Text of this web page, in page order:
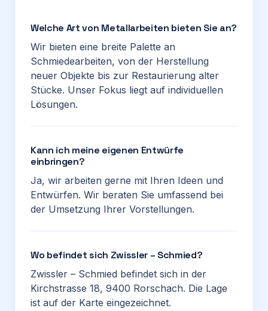
Welche Art von Metallarbeiten bieten Sie an?
Wir bieten eine breite Palette an
Schmiedearbeiten, von der Herstellung
neuer Objekte bis zur Restaurierung alter
Stücke. Unser Fokus liegt auf individuellen
Lösungen.
Kann ich meine eigenen Entwürfe
einbringen?
Ja, wir arbeiten gerne mit Ihren Ideen und
Entwürfen. Wir beraten Sie umfassend bei
der Umsetzung Ihrer Vorstellungen.
Wo befindet sich Zwissler – Schmied?
Zwissler – Schmied befindet sich in der
Kirchstrasse 18, 9400 Rorschach. Die Lage
ist auf der Karte eingezeichnet.